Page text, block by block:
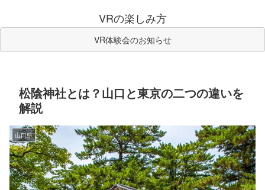
VRの楽しみ方
VR体験会のお知らせ
松陰神社とは？山口と東京の二つの違いを
解説
山口県